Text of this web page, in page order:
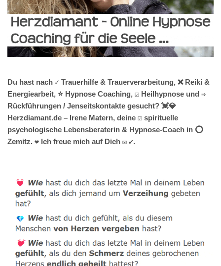
Du hast nach ✓ Trauerhilfe & Trauerverarbeitung, ❌ Reiki &
Energiearbeit, ⭐ Hypnose Coaching, ☑️ Heilhypnose und ⇒
Rückführungen / Jenseitskontakte gesucht? 💓️💎
Herzdiamant.de – Irene Matern, deine ☑️ spirituelle
psychologische Lebensberaterin & Hypnose-Coach in ⭕
Zemitz. ❤ Ich freue mich auf Dich ✉ ✔.